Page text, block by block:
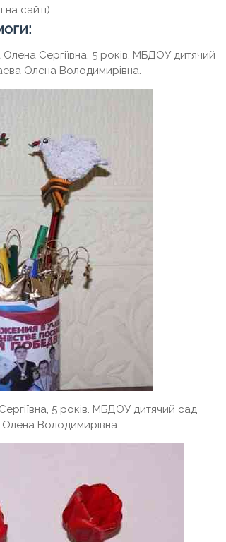
сайті):
Сергіївна, 5 років. МБДОУ дитячий
Олена Володимирівна.
5 років. МБДОУ дитячий сад
Володимирівна.